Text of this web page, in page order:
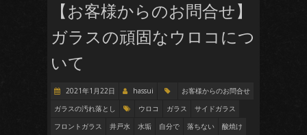
【お客様からのお問合せ】
ガラスの頑固なウロコにつ
いて
2021年1月22日 hassui
お客様からのお問合せ
ガラスの汚れ落とし
ウロコ ガラス
サイドガラス
フロントガラス
井戸水 水垢 自分で 落ちない
酸焼け